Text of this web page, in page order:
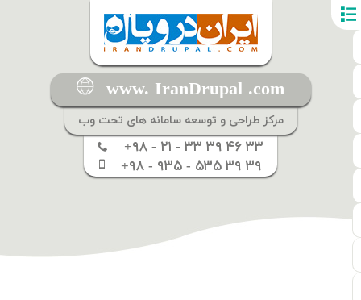
www. IranDrupal .com
مرکز طراحی و توسعه سامانه های تحت وب
+۹۸ - ۲۱ - ۳۳ ۳۹ ۴۶ ۳۳
+۹۸ - ۹۳۵ - ۵۳۵ ۳۹ ۳۹